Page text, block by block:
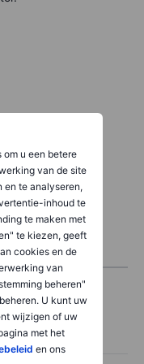
u een betere
van de site
en te analyseren,
inhoud te
te maken met
te kiezen, geeft
cookies en de
van
beheren"
U kunt uw
wijzigen of uw
met het
en ons
06 08:04
op een krappe